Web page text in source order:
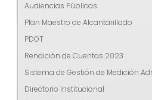
Audiencias Públicas
Plan Maestro de Alcantarillado
PDOT
Rendición de Cuentas 2023
Sistema de Gestión de Medición
Directorio Institucional